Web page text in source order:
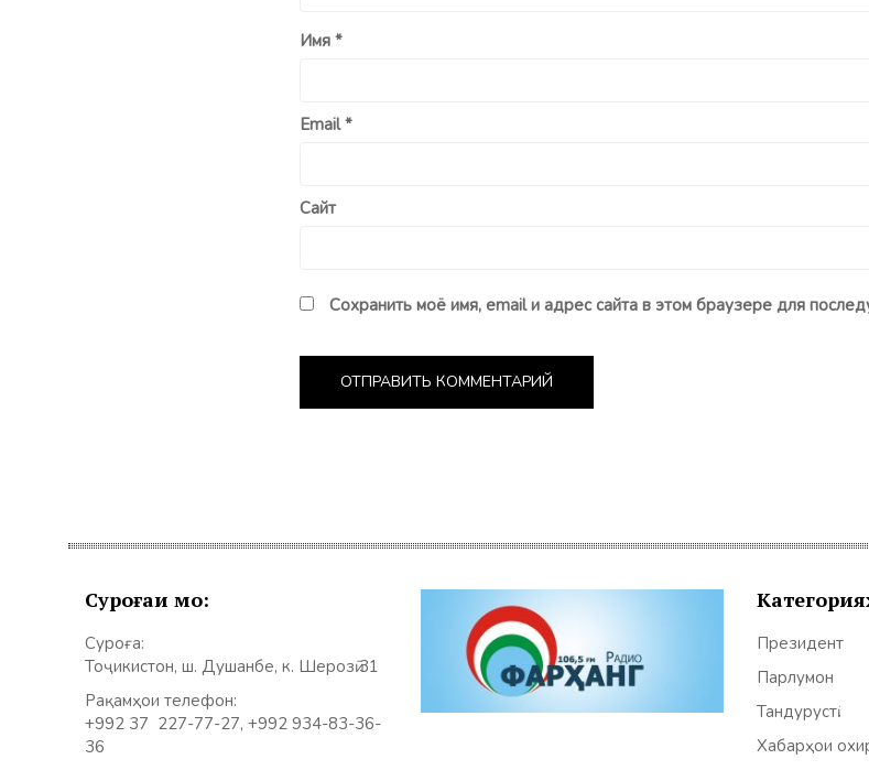
Имя *
Email*
Сайт
Сохранить моё имя, email и адрес сайта в этом браузере для
Суроғаи мо:
Суроға:
Тоҷикистон, ш. Душанбе, к. Шерозӣ 31
Рақамҳои телефон:
+992 37 227-77-27, +992 934-83-36-
36
Президент
Парлумон
Тандурустӣ
Хабарҳои